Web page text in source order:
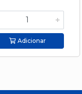
Adicionar